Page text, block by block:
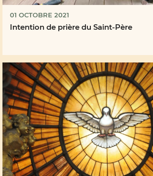
01 OCTOBRE 2021
Intention de prière du Saint-Père